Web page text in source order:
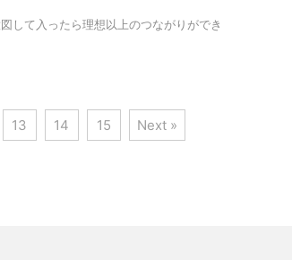
して入ったら理想以上のつながりができ
13 14 15 Next »